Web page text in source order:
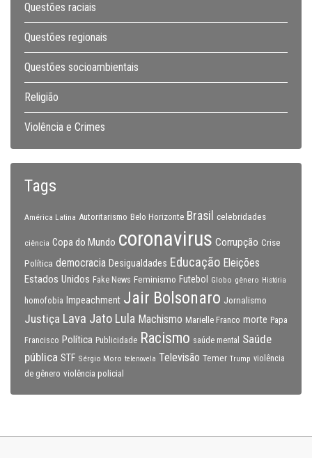
Questões raciais
Questões regionais
Questões socioambientais
Religião
Violência e Crimes
Tags
América Latina Autoritarismo Belo Horizonte Brasil celebridades
ciência Copa do Mundo coronavirus Corrupção Crise
Política democracia Desigualdades Educação Eleições
Estados Unidos Fake News Feminismo Futebol Globo gênero História
homofobia Impeachment Jair Bolsonaro Jornalismo
Justiça Lava Jato Lula Machismo Marielle Franco morte Papa
Francisco Política Publicidade Racismo saúde mental
Saúde
pública STF Sérgio Moro telenovela Televisão Temer Trump violência
de gênero violência policial